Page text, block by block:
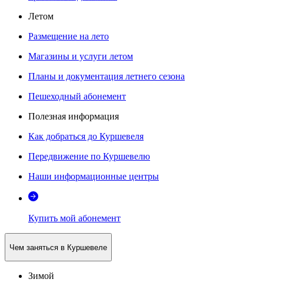
Летом
Размещение на лето
Магазины и услуги летом
Планы и документация летнего сезона
Пешеходный абонемент
Полезная информация
Как добраться до Куршевеля
Передвижение по Куршевелю
Наши информационные центры
Купить мой абонемент
Чем заняться в Куршевеле
Зимой